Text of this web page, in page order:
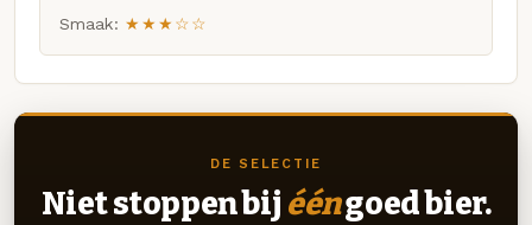
Smaak: ★★★☆☆
DE SELECTIE
Niet stoppen bij ééngoed bier.